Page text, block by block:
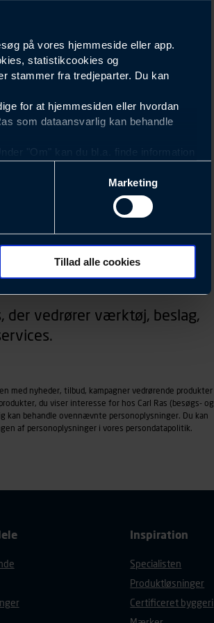
på vores hjemmeside eller app.
statistikcookies og
stammer fra tredjeparter. Du kan
for at hjemmesiden eller hvordan
som dataansvarlig kan behandle
"Om" kan du bl.a. finde information
og effektiviteten af vores
og som derfor skal være nemme at
søgeord, IP-adresse,
om enhedstype (computer,
om behandling af
Marketing
Tillad alle cookies
der vedrører værktøj, beslag,
med nyheder, tilbud, kampagner vedrørende produkter
du viser interesse for hos Carl Ras (besøgs- og
kan behandle ovennævnte personoplysninger. Du kan
af personoplysninger i vores persondatapolitik.
Inspiration
Specialisten
Produktløsninger
Certificeret byggeri